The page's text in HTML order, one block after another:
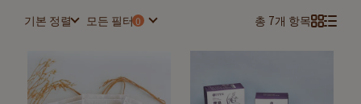
기본 정렬 모든 필터 총 7개 항목